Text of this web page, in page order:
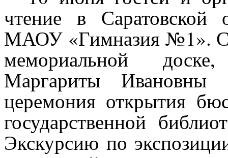
чтение в Саратовской
МАОУ «Гимназия №1».
мемориальной
Маргариты Ивановны
церемония открытия
государственной
Экскурсию по